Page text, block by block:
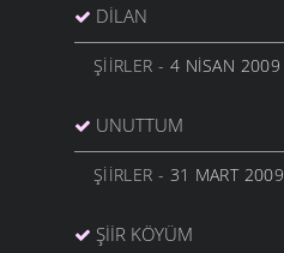
DILAN
ŞIIRLER - 4 NISAN 2009
UNUTTUM
ŞIIRLER - 31 MART 2009
ŞIIR KÖYÜM